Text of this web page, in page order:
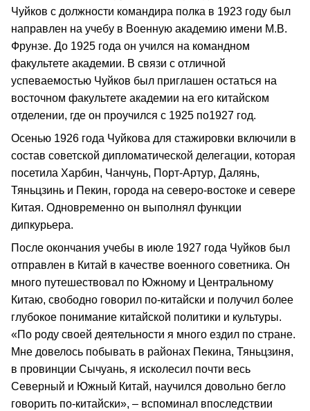
Чуйков с должности командира полка в 1923 году был
направлен на учебу в Военную академию имени М.В.
Фрунзе. До 1925 года он учился на командном
факультете академии. В связи с отличной
успеваемостью Чуйков был приглашен остаться на
восточном факультете академии на его китайском
отделении, где он проучился с 1925 по1927 год.
Осенью 1926 года Чуйкова для стажировки включили в
состав советской дипломатической делегации, которая
посетила Харбин, Чанчунь, Порт-Артур, Далянь,
Тяньцзинь и Пекин, города на северо-востоке и севере
Китая. Одновременно он выполнял функции
дипкурьера.
После окончания учебы в июле 1927 года Чуйков был
отправлен в Китай в качестве военного советника. Он
много путешествовал по Южному и Центральному
Китаю, свободно говорил по-китайски и получил более
глубокое понимание китайской политики и культуры.
«По роду своей деятельности я много ездил по стране.
Мне довелось побывать в районах Пекина, Тяньцзиня,
в провинции Сычуань, я исколесил почти весь
Северный и Южный Китай, научился довольно бегло
говорить по-китайски», – вспоминал впоследствии